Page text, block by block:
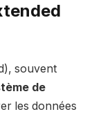
souvent
de
les données